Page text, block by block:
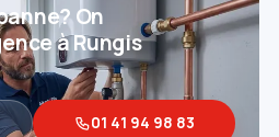
On
à Rungis
01 41 94 98 83